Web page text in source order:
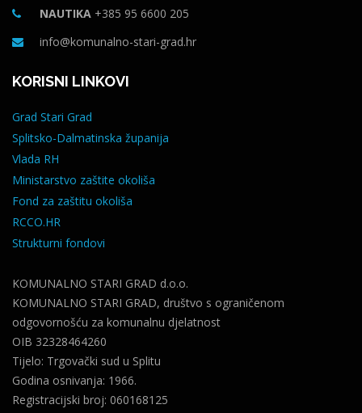
NAUTIKA +385 95 6600 205
info@komunalno-stari-grad.hr
KORISNI LINKOVI
Grad Stari Grad
Splitsko-Dalmatinska županija
Vlada RH
Ministarstvo zaštite okoliša
Fond za zaštitu okoliša
RCCO.HR
Strukturni fondovi
KOMUNALNO STARI GRAD d.o.o.
KOMUNALNO STARI GRAD, društvo s ograničenom
odgovornošću za komunalnu djelatnost
OIB 32328464260
Tijelo: Trgovački sud u Splitu
Godina osnivanja: 1966.
Registracijski broj: 060168125